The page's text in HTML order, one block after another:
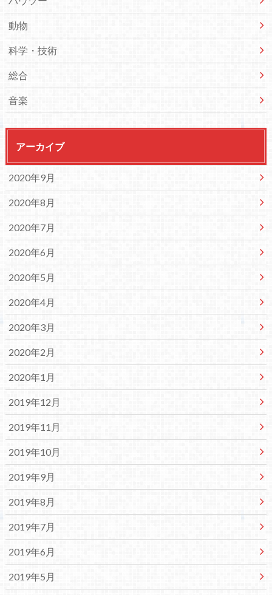
動物
科学・技術
総合
音楽
アーカイブ
2020年9月
2020年8月
2020年7月
2020年6月
2020年5月
2020年4月
2020年3月
2020年2月
2020年1月
2019年12月
2019年11月
2019年10月
2019年9月
2019年8月
2019年7月
2019年6月
2019年5月